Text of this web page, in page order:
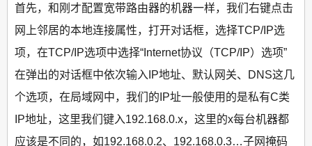
首先，和刚才配置宽带路由器的机器一样，我们右键点击
网上邻居的本地连接属性，打开对话框，选择TCP/IP选
项，在TCP/IP选项中选择“Internet协议（TCP/IP）选项”
在弹出的对话框中依次输入IP地址、默认网关、DNS这几
个选项，在局域网中，我们的IP址一般使用的是私有C类
IP地址，这里我们键入192.168.0.x，这里的x每台机器都
应该是不同的，如192.168.0.2、192.168.0.3…子网掩码